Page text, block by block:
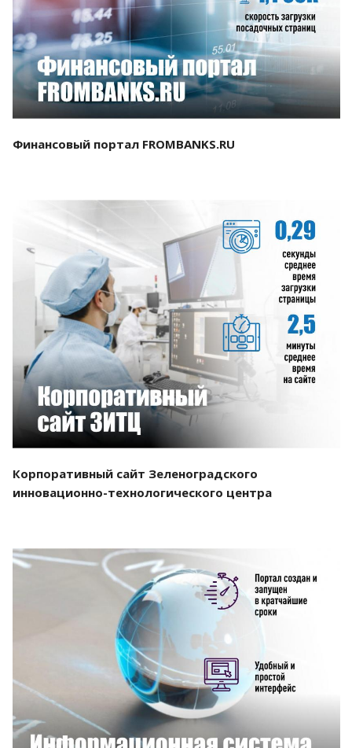
Смотреть проект
Финансовый портал FROMBANKS.RU
Смотреть проект
Корпоративный сайт Зеленоградского
инновационно-технологического центра
Смотреть проект